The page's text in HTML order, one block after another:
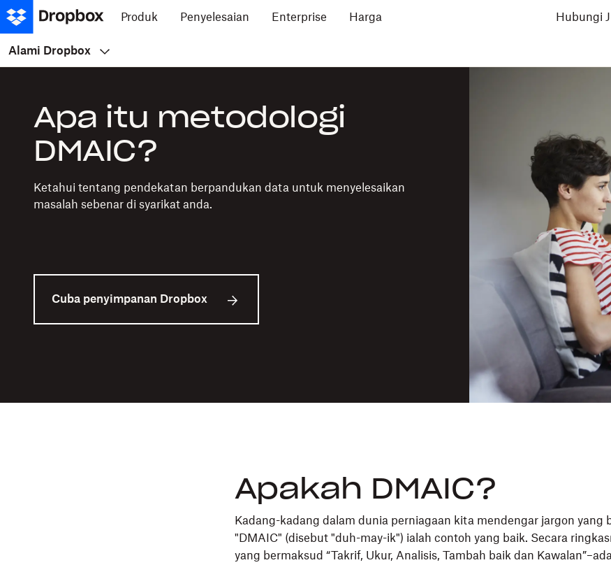
Produk Penyelesaian Enterprise Harga Hubungi
Alami Dropbox
Apa itu metodologi
DMAIC?
Ketahui tentang pendekatan berpandukan data untuk menyelesaikan
masalah sebenar di syarikat anda.
Cuba penyimpanan Dropbox
Apakah DMAIC?
Kadang-kadang dalam dunia perniagaan kita mendengar jargon yang
"DMAIC" (disebut "duh-may-ik") ialah contoh yang baik. Secara
yang bermaksud “Takrif, Ukur, Analisis, Tambah baik dan